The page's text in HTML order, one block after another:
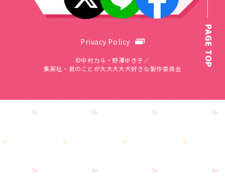
Privacy Policy
©中村力斗・野澤ゆき子／
集英社・君のことが大大大大大好きな製作委員会
PAGE TOP